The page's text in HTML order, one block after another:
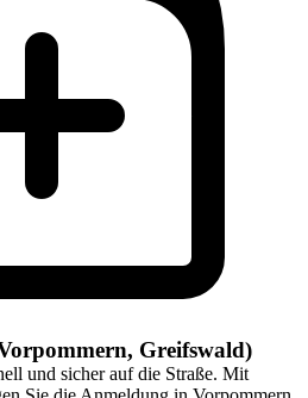
Greifswald)
und sicher auf die Straße. Mit